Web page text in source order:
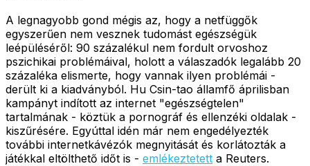
A legnagyobb gond mégis az, hogy a netfüggők
egyszerűen nem vesznek tudomást egészségük
leépüléséről: 90 százalékul nem fordult orvoshoz
pszichikai problémáival, holott a válaszadók legalább 20
százaléka elismerte, hogy vannak ilyen problémái -
derült ki a kiadványból. Hu Csin-tao államfő áprilisban
kampányt indított az internet "egészségtelen"
tartalmának - köztük a pornográf és ellenzéki oldalak -
kiszűrésére. Egyúttal idén már nem engedélyezték
további internetkávézók megnyitását és korlátozták a
játékkal eltölthető időt is - emlékeztetett a Reuters.